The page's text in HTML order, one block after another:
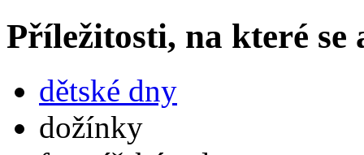
Příležitosti, na které se
dětské dny
dožínky